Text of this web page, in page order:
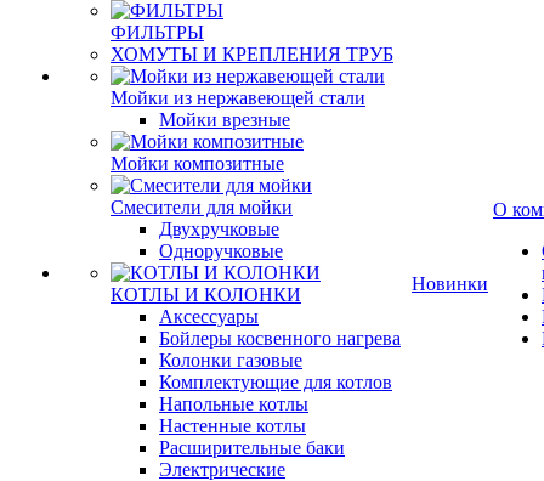
ФИЛЬТРЫ
ХОМУТЫ И КРЕПЛЕНИЯ ТРУБ
Мойки из нержавеющей стали
Мойки врезные
Мойки композитные
Смесители для мойки
Двухручковые
Одноручковые
КОТЛЫ И КОЛОНКИ
Аксессуары
Бойлеры косвенного нагрева
Колонки газовые
Комплектующие для котлов
Напольные котлы
Настенные котлы
Расширительные баки
Электрические
Новинки
О